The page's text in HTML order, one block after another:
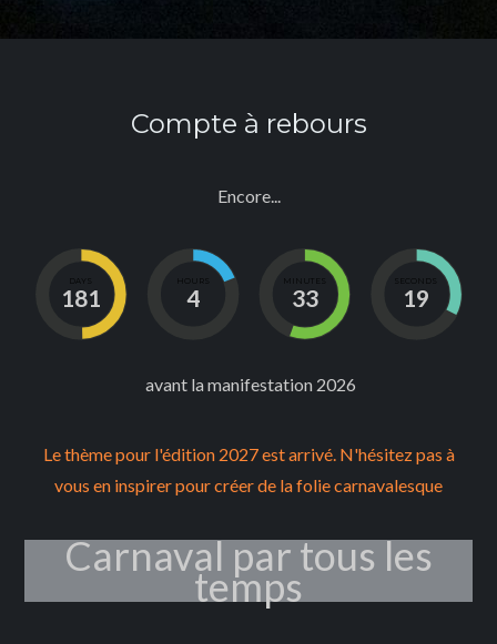
Compte à rebours
Encore...
DAYS
181
HOURS
4
MINUTES
33
SECONDS
19
avant la manifestation 2026
Le thème pour l'édition 2027 est arrivé. N'hésitez pas à
vous en inspirer pour créer de la folie carnavalesque
Carnaval par tous les
temps